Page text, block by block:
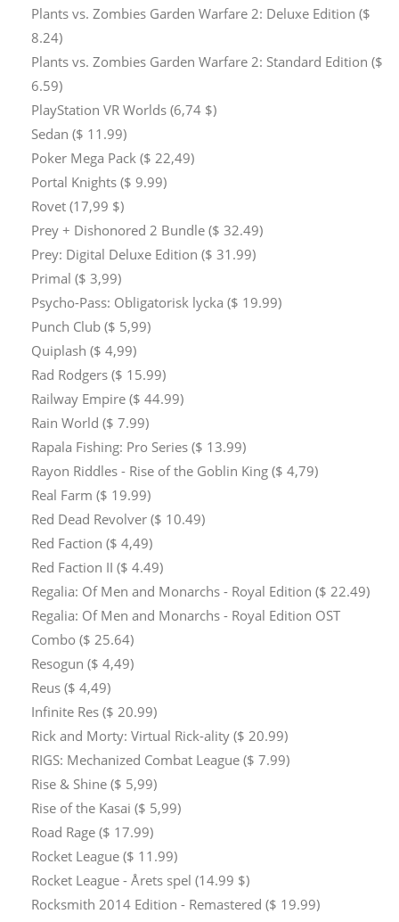
Plants vs. Zombies Garden Warfare 2: Deluxe Edition ($
8.24)
Plants vs. Zombies Garden Warfare 2: Standard Edition ($
6.59)
PlayStation VR Worlds (6,74 $)
Sedan ($ 11.99)
Poker Mega Pack ($ 22,49)
Portal Knights ($ 9.99)
Rovet (17,99 $)
Prey + Dishonored 2 Bundle ($ 32.49)
Prey: Digital Deluxe Edition ($ 31.99)
Primal ($ 3,99)
Psycho-Pass: Obligatorisk lycka ($ 19.99)
Punch Club ($ 5,99)
Quiplash ($ 4,99)
Rad Rodgers ($ 15.99)
Railway Empire ($ 44.99)
Rain World ($ 7.99)
Rapala Fishing: Pro Series ($ 13.99)
Rayon Riddles - Rise of the Goblin King ($ 4,79)
Real Farm ($ 19.99)
Red Dead Revolver ($ 10.49)
Red Faction ($ 4,49)
Red Faction II ($ 4.49)
Regalia: Of Men and Monarchs - Royal Edition ($ 22.49)
Regalia: Of Men and Monarchs - Royal Edition OST
Combo ($ 25.64)
Resogun ($ 4,49)
Reus ($ 4,49)
Infinite Res ($ 20.99)
Rick and Morty: Virtual Rick-ality ($ 20.99)
RIGS: Mechanized Combat League ($ 7.99)
Rise & Shine ($ 5,99)
Rise of the Kasai ($ 5,99)
Road Rage ($ 17.99)
Rocket League ($ 11.99)
Rocket League - Årets spel (14.99 $)
Rocksmith 2014 Edition - Remastered ($ 19.99)